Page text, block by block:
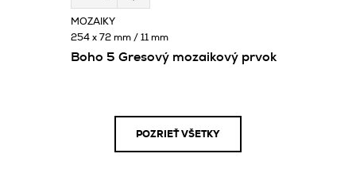
Boho 5 Gresový mozaikový prvok
MOZAIKY
254 x 72 mm / 11 mm
POZRIEŤ VŠETKY